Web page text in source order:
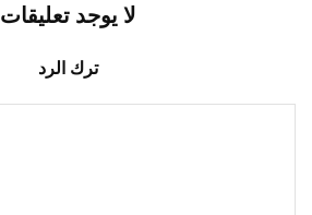
لا يوجد تعليقات
ترك الرد